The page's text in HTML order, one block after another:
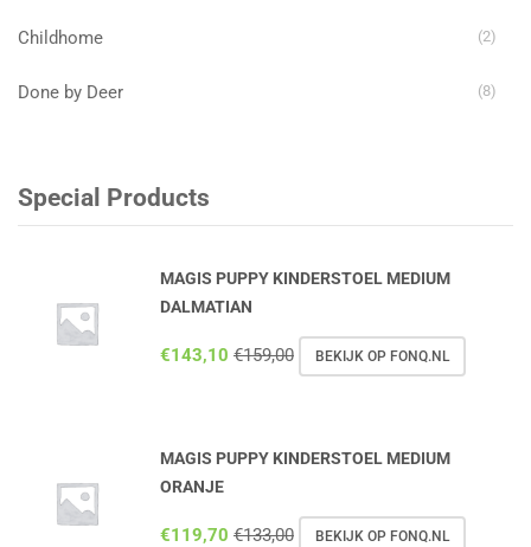
Childhome (2)
Done by Deer (8)
Special Products
MAGIS PUPPY KINDERSTOEL MEDIUM
DALMATIAN
€143,10 €159,00 BEKIJK OP FONQ.NL
MAGIS PUPPY KINDERSTOEL MEDIUM
ORANJE
€119,70 €133,00 BEKIJK OP FONQ.NL